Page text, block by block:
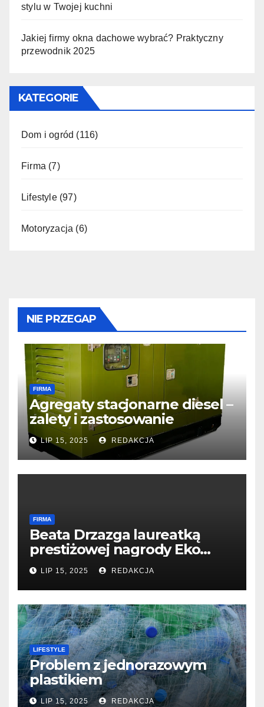
stylu w Twojej kuchni
Jakiej firmy okna dachowe wybrać? Praktyczny
przewodnik 2025
KATEGORIE
Dom i ogród (116)
Firma (7)
Lifestyle(97)
Motoryzacja (6)
NIE PRZEGAP
FIRMA
Agregaty stacjonarne diesel –
zalety i zastosowanie
LIP 15, 2025 REDAKCJA
FIRMA
Beata Drzazga laureatką
prestiżowej nagrody Eko
Filary 2024
LIP 15, 2025 REDAKCJA
LIFESTYLE
Problem z jednorazowym
plastikiem
LIP 15, 2025 REDAKCJA